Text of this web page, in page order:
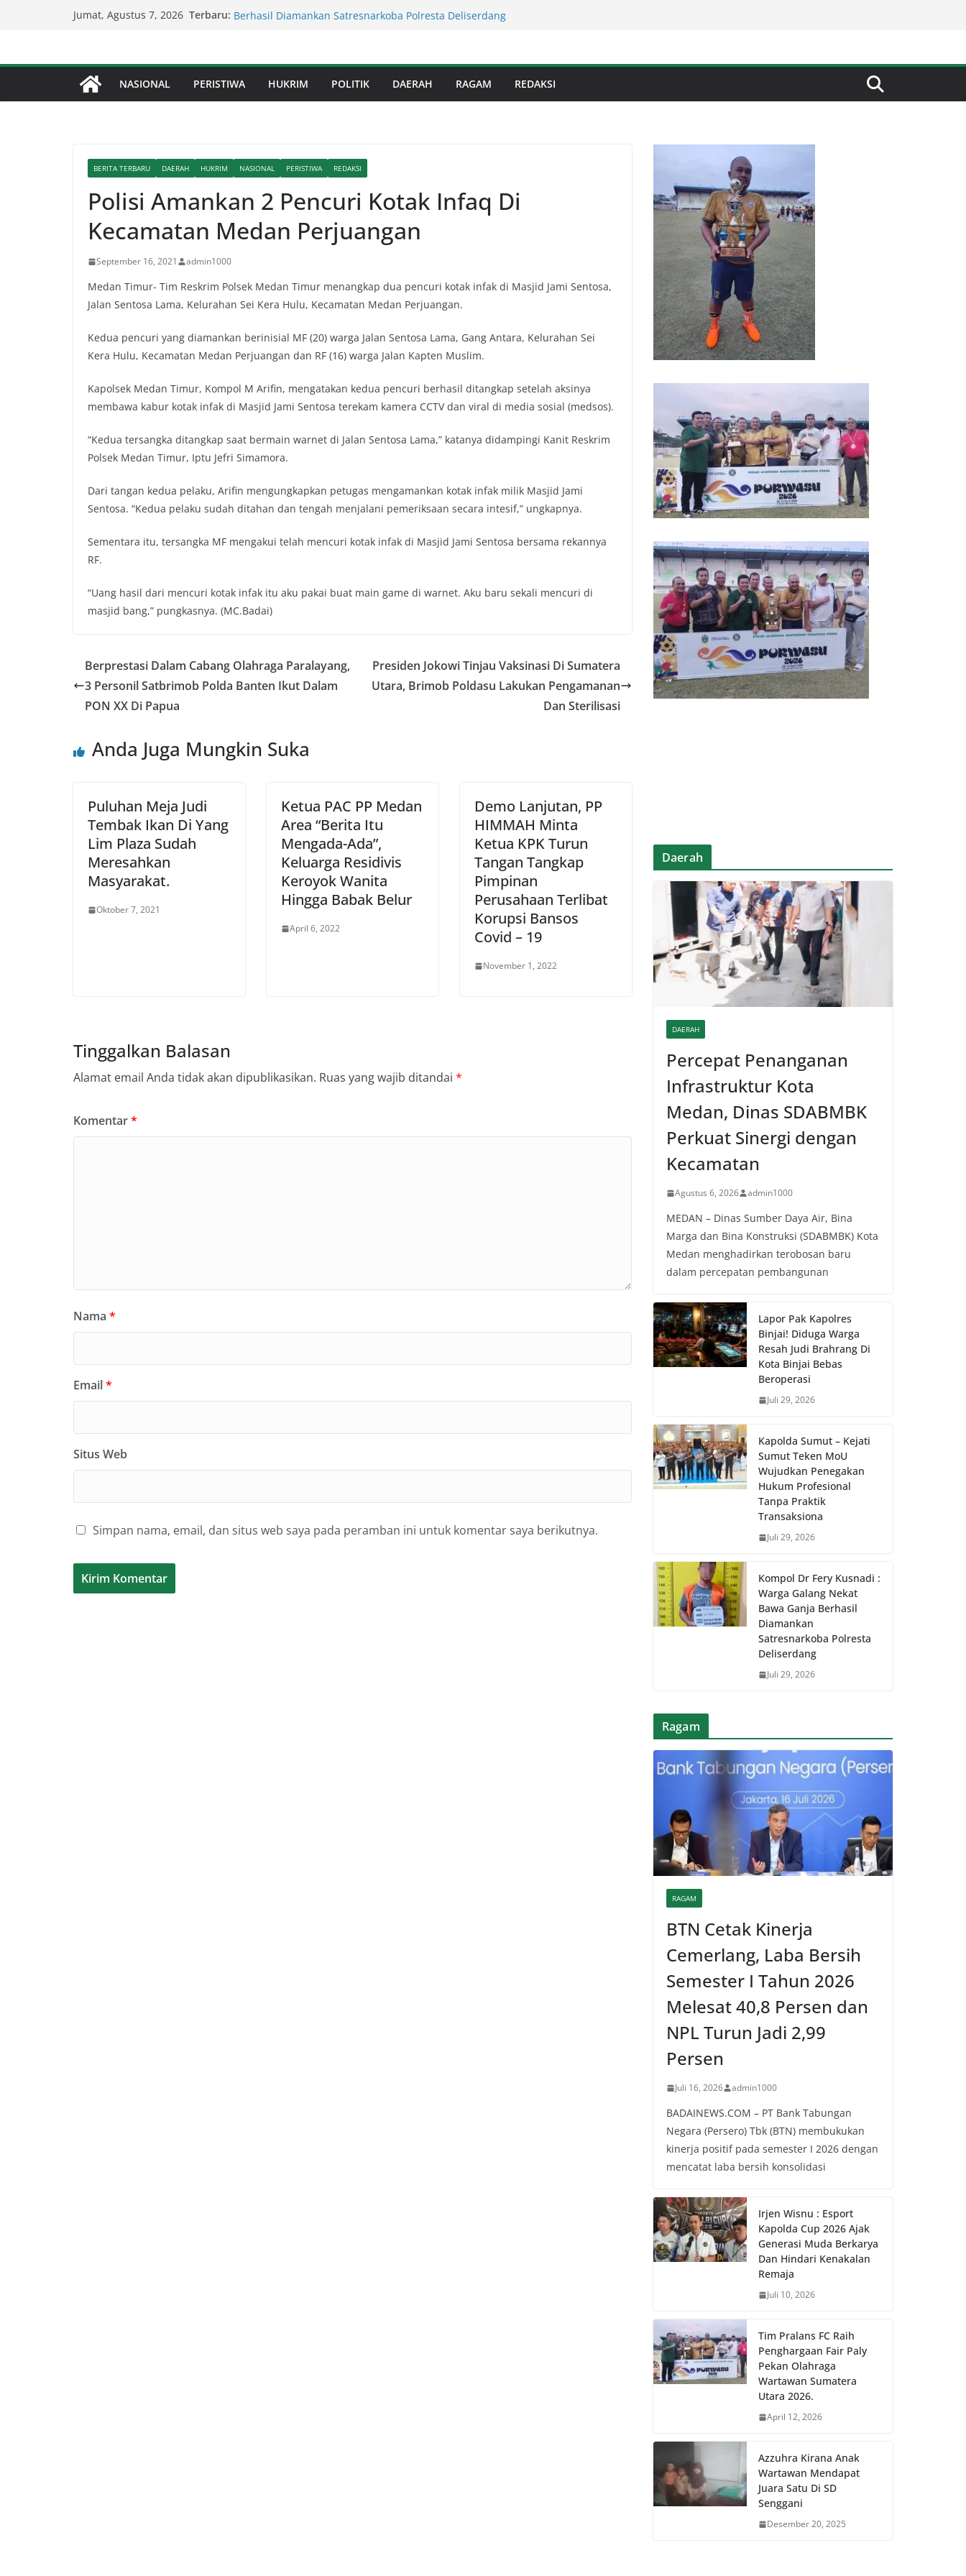
Jumat, Agustus 7, 2026 Terbaru: Kompol Dr Fery Kusnadi : Warga Galang Nekat Bawa Ganja
SDABMBK Perkuat Sinergi dengan Kecamatan
Lapor Pak Kapolres Binjai! Diduga Warga Resah Judi
NASIONAL PERISTIWA HUKRIM POLITIK DAERAH RAGAM REDAKSI
BERITA TERBARU DAERAH HUKRIM NASIONAL PERISTIWA REDAKSI
Polisi Amankan 2 Pencuri Kotak Infaq Di
Kecamatan Medan Perjuangan
September 16, 2021 admin1000
Medan Timur- Tim Reskrim Polsek Medan Timur menangkap dua pencuri kotak infak di Masjid Jami Sentosa,
Jalan Sentosa Lama, Kelurahan Sei Kera Hulu, Kecamatan Medan Perjuangan.
Kedua pencuri yang diamankan berinisial MF (20) warga Jalan Sentosa Lama, Gang Antara, Kelurahan Sei
Kera Hulu, Kecamatan Medan Perjuangan dan RF (16) warga Jalan Kapten Muslim.
Kapolsek Medan Timur, Kompol M Arifin, mengatakan kedua pencuri berhasil ditangkap setelah aksinya
membawa kabur kotak infak di Masjid Jami Sentosa terekam kamera CCTV dan viral di media sosial (medsos).
“Kedua tersangka ditangkap saat bermain warnet di Jalan Sentosa Lama,” katanya didampingi Kanit Reskrim
Polsek Medan Timur, Iptu Jefri Simamora.
Dari tangan kedua pelaku, Arifin mengungkapkan petugas mengamankan kotak infak milik Masjid Jami
Sentosa. “Kedua pelaku sudah ditahan dan tengah menjalani pemeriksaan secara intesif,” ungkapnya.
Sementara itu, tersangka MF mengakui telah mencuri kotak infak di Masjid Jami Sentosa bersama rekannya
RF.
“Uang hasil dari mencuri kotak infak itu aku pakai buat main game di warnet. Aku baru sekali mencuri di
masjid bang,” pungkasnya. (MC.Badai)
Berprestasi Dalam Cabang Olahraga Paralayang,
3 Personil Satbrimob Polda Banten Ikut Dalam
PON XX Di Papua
Presiden Jokowi Tinjau Vaksinasi Di Sumatera
Utara, Brimob Poldasu Lakukan Pengamanan
Dan Sterilisasi
Anda Juga Mungkin Suka
Puluhan Meja Judi
Tembak Ikan Di Yang
Lim Plaza Sudah
Meresahkan
Masyarakat.
Oktober 7, 2021
Ketua PAC PP Medan
Area “Berita Itu
Mengada-Ada”,
Keluarga Residivis
Keroyok Wanita
Hingga Babak Belur
April 6, 2022
Demo Lanjutan, PP
HIMMAH Minta
Ketua KPK Turun
Tangan Tangkap
Pimpinan
Perusahaan Terlibat
Korupsi Bansos
Covid – 19
November 1, 2022
Tinggalkan Balasan
Alamat email Anda tidak akan dipublikasikan. Ruas yang wajib ditandai *
Komentar*
Nama *
Email*
Situs Web
Simpan nama, email, dan situs web saya pada peramban ini untuk komentar saya berikutnya.
Daerah
DAERAH
Percepat Penanganan
Infrastruktur Kota
Medan, Dinas SDABMBK
Perkuat Sinergi dengan
Kecamatan
Agustus 6, 2026 admin1000
MEDAN – Dinas Sumber Daya Air, Bina
Marga dan Bina Konstruksi (SDABMBK) Kota
Medan menghadirkan terobosan baru
dalam percepatan pembangunan
Lapor Pak Kapolres
Binjai! Diduga Warga
Resah Judi Brahrang Di
Kota Binjai Bebas
Beroperasi
Juli 29, 2026
Kapolda Sumut – Kejati
Sumut Teken MoU
Wujudkan Penegakan
Hukum Profesional
Tanpa Praktik
Transaksiona
Juli 29, 2026
Kompol Dr Fery Kusnadi :
Warga Galang Nekat
Bawa Ganja Berhasil
Diamankan
Satresnarkoba Polresta
Deliserdang
Juli 29, 2026
Ragam
RAGAM
BTN Cetak Kinerja
Cemerlang, Laba Bersih
Semester I Tahun 2026
Melesat 40,8 Persen dan
NPL Turun Jadi 2,99
Persen
Juli 16, 2026 admin1000
BADAINEWS.COM – PT Bank Tabungan
Negara (Persero) Tbk (BTN) membukukan
kinerja positif pada semester I 2026 dengan
mencatat laba bersih konsolidasi
Irjen Wisnu : Esport
Kapolda Cup 2026 Ajak
Generasi Muda Berkarya
Dan Hindari Kenakalan
Remaja
Juli 10, 2026
Tim Pralans FC Raih
Penghargaan Fair Paly
Pekan Olahraga
Wartawan Sumatera
Utara 2026.
April 12, 2026
Azzuhra Kirana Anak
Wartawan Mendapat
Juara Satu Di SD
Senggani
Desember 20, 2025